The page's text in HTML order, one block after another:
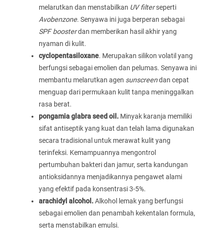
melarutkan dan menstabilkan UV filterseperti
Avobenzone. Senyawa ini juga berperan sebagai
SPF boosterdan memberikan hasil akhir yang
nyaman di kulit.
cyclopentasiloxane. Merupakan silikon volatil yang
berfungsi sebagai emolien dan pelumas. Senyawa ini
membantu melarutkan agen sunscreendan cepat
menguap dari permukaan kulit tanpa meninggalkan
rasa berat.
pongamia glabra seed oil. Minyak karanja memiliki
sifat antiseptik yang kuat dan telah lama digunakan
secara tradisional untuk merawat kulit yang
terinfeksi. Kemampuannya mengontrol
pertumbuhan bakteri dan jamur, serta kandungan
antioksidannya menjadikannya pengawet alami
yang efektif pada konsentrasi 3-5%.
arachidyl alcohol.Alkohol lemak yang berfungsi
sebagai emolien dan penambah kekentalan formula,
serta menstabilkan emulsi.